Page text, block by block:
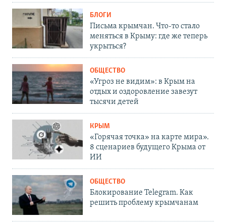
БЛОГИ
Письма крымчан. Что-то стало
меняться в Крыму: где же теперь
укрыться?
ОБЩЕСТВО
«Угроз не видим»: в Крым на
отдых и оздоровление завезут
тысячи детей
КРЫМ
«Горячая точка» на карте мира».
8 сценариев будущего Крыма от
ИИ
ОБЩЕСТВО
Блокирование Telegram. Как
решить проблему крымчанам